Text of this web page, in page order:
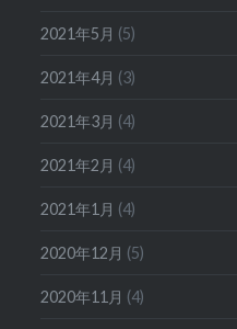
2021年5月 (5)
2021年4月 (3)
2021年3月 (4)
2021年2月 (4)
2021年1月 (4)
2020年12月 (5)
2020年11月 (4)